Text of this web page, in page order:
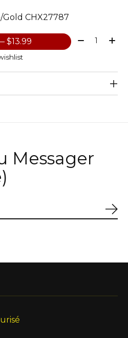
CHX27787
Add to cart — $13.99 Quantity:
Messager